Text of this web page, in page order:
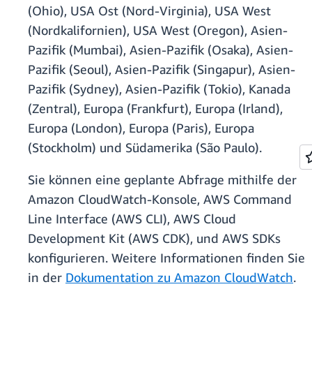
(Ohio), USA Ost (Nord-Virginia), USA West
(Nordkalifornien), USA West (Oregon), Asien-
Pazifik (Mumbai), Asien-Pazifik (Osaka), Asien-
Pazifik (Seoul), Asien-Pazifik (Singapur), Asien-
Pazifik (Sydney), Asien-Pazifik (Tokio), Kanada
(Zentral), Europa (Frankfurt), Europa (Irland),
Europa (London), Europa (Paris), Europa
(Stockholm) und Südamerika (São Paulo).
Sie können eine geplante Abfrage mithilfe der
Amazon CloudWatch-Konsole, AWS Command
Line Interface (AWS CLI), AWS Cloud
Development Kit (AWS CDK), und AWS SDKs
konfigurieren. Weitere Informationen finden Sie
in der Dokumentation zu Amazon CloudWatch.